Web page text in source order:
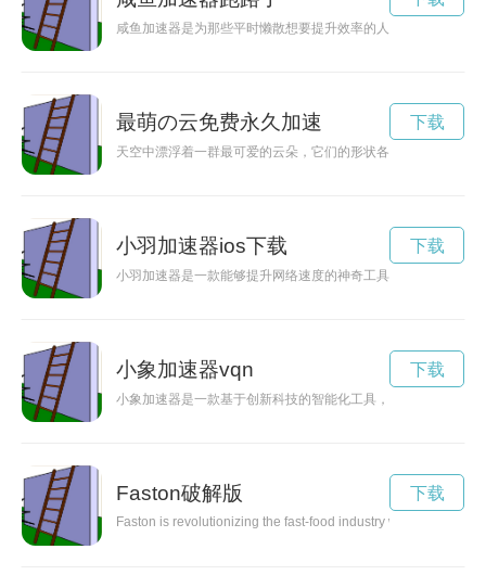
咸鱼加速器是为那些平时懒散想要提升效率的人们设计的一款
最萌の云免费永久加速
天空中漂浮着一群最可爱的云朵，它们的形状各异，像是一只
下载
小羽加速器ios下载
小羽加速器是一款能够提升网络速度的神奇工具。通过使用小
下载
小象加速器vqn
小象加速器是一款基于创新科技的智能化工具，能够帮助用户
下载
Faston破解版
Faston is revolutionizing the fast-food industry with its
下载